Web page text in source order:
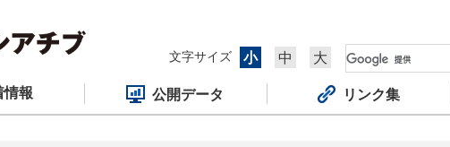
文字サイズ
小 中 大
情報 公開データ リンク集